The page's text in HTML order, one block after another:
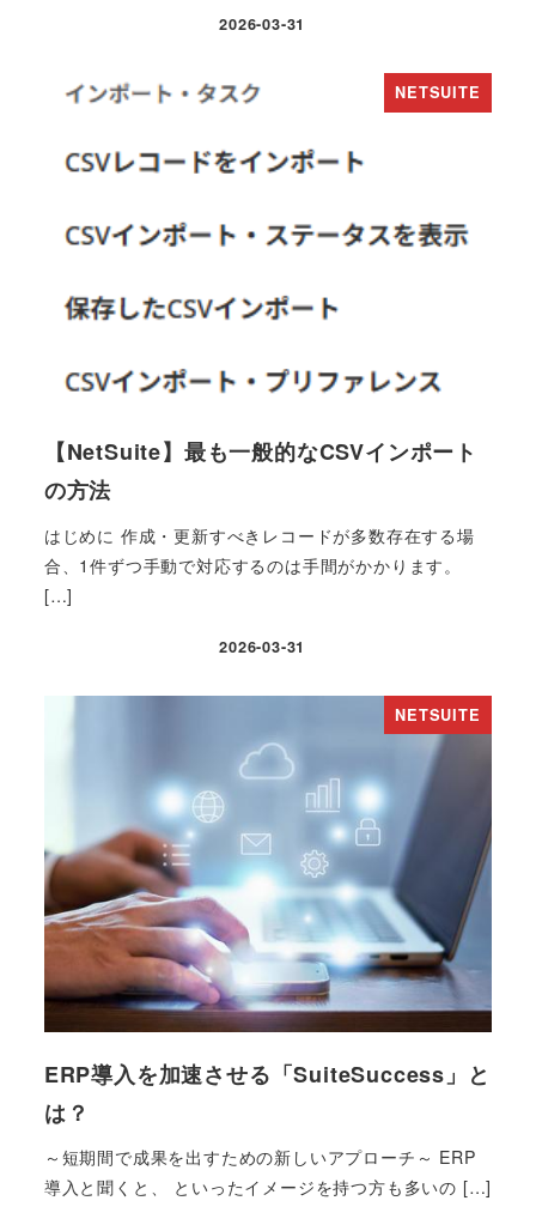
投稿日
2026-03-31
NETSUITE
【NetSuite】最も一般的なCSVインポート
の方法
はじめに 作成・更新すべきレコードが多数存在する場
合、1件ずつ手動で対応するのは手間がかかります。
[…]
投稿日
2026-03-31
NETSUITE
ERP導入を加速させる「SuiteSuccess」と
は？
～短期間で成果を出すための新しいアプローチ～ ERP
導入と聞くと、 といったイメージを持つ方も多いの […]